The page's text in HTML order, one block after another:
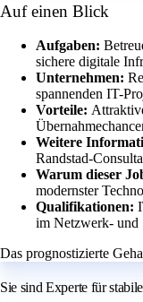
Auf einen Blick
Aufgaben:
sichere digitale
Unternehmen:
spannenden IT-
Vorteile:
Weitere
Randstad-
Warum dieser
modernster
Qualifikationen:
im Netzwerk- und
Das prognostizierte
Sie sind Experte für